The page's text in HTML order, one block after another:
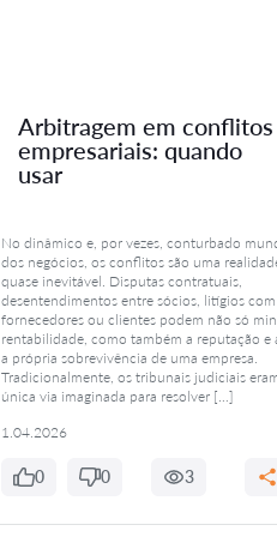
Arbitragem em conflitos
empresariais: quando
usar
No dinâmico e, por vezes, conturbado
dos negócios, os conflitos são uma
quase inevitável. Disputas contratuais,
desentendimentos entre sócios, litígios com
fornecedores ou clientes podem não só
rentabilidade, como também a reputação e
a própria sobrevivência de uma empresa.
Tradicionalmente, os tribunais judiciais
única via imaginada para resolver […]
1.04.2026
0 0 3